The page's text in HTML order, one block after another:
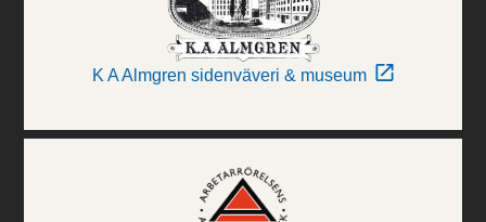
K A Almgren sidenväveri & museum